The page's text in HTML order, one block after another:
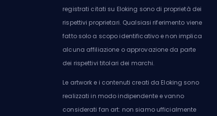
registrati citati su Eloking sono di proprietà dei
rispettivi proprietari. Qualsiasi riferimento viene
fatto solo a scopo identificativo e non implica
alcuna affiliazione o approvazione da parte
dei rispettivi titolari dei marchi.
Le artwork e i contenuti creati da Eloking sono
realizzati in modo indipendente e vanno
considerati fan art: non siamo ufficialmente